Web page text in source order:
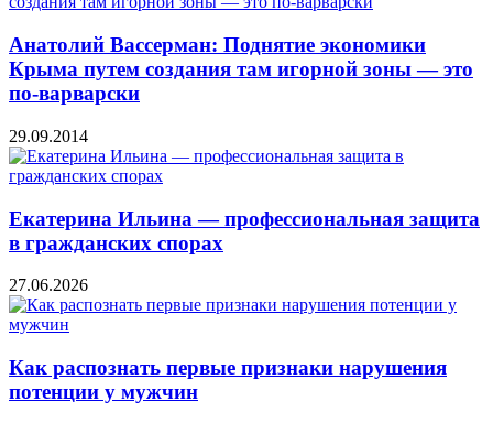
Анатолий Вассерман: Поднятие экономики
Крыма путем создания там игорной зоны — это
по-варварски
29.09.2014
Екатерина Ильина — профессиональная защита
в гражданских спорах
27.06.2026
Как распознать первые признаки нарушения
потенции у мужчин